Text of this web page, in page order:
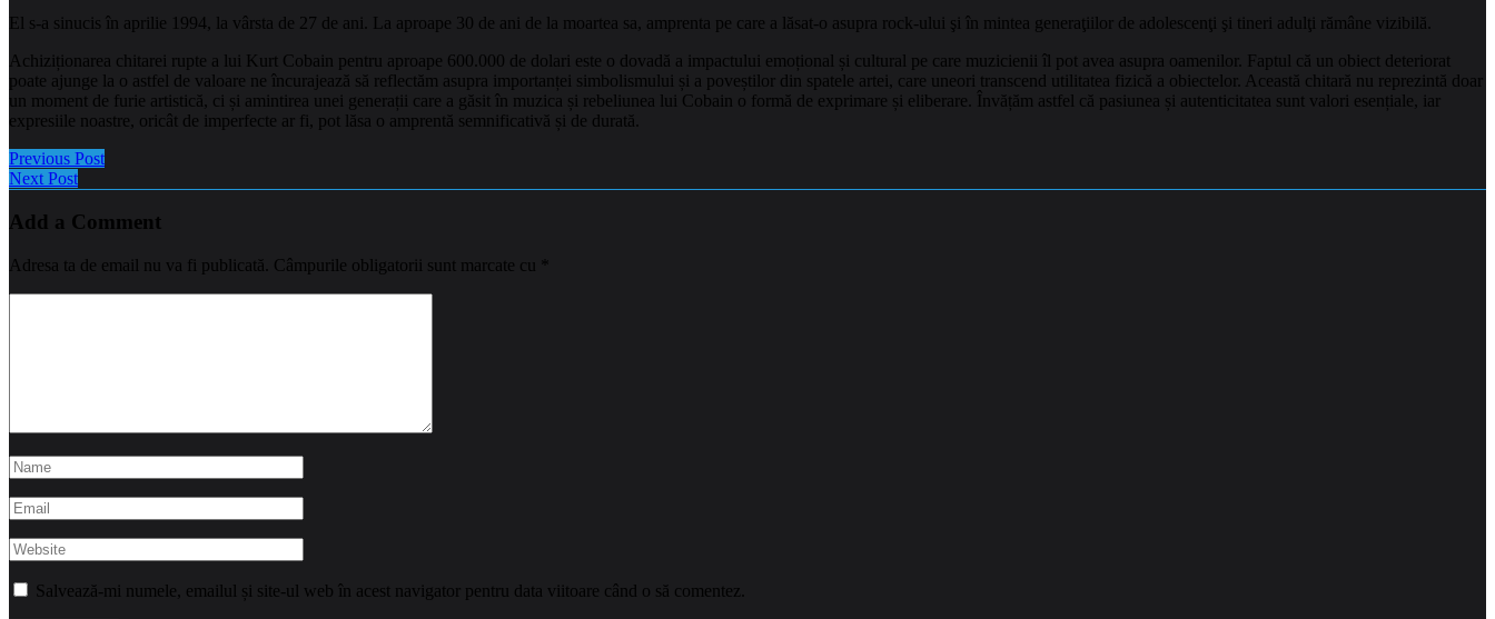
El s-a sinucis în aprilie 1994, la vârsta de 27 de ani. La aproape 30 de ani de la moartea sa, amprenta pe care a lăsat-o asupra rock-ului şi în mintea generaţiilor de adolescenţi şi tineri adulţi rămâne vizibilă.
Achiziționarea chitarei rupte a lui Kurt Cobain pentru aproape 600.000 de dolari este o dovadă a impactului emoțional și cultural pe care muzicienii îl pot avea asupra oamenilor. Faptul că un obiect deteriorat
poate ajunge la o astfel de valoare ne încurajează să reflectăm asupra importanței simbolismului și a poveștilor din spatele artei, care uneori transcend utilitatea fizică a obiectelor. Această chitară nu reprezintă doar
un moment de furie artistică, ci și amintirea unei generații care a găsit în muzica și rebeliunea lui Cobain o formă de exprimare și eliberare. Învățăm astfel că pasiunea și autenticitatea sunt valori esențiale, iar
expresiile noastre, oricât de imperfecte ar fi, pot lăsa o amprentă semnificativă și de durată.
Previous Post
Next Post
Add a Comment
Adresa ta de email nu va fi publicată. Câmpurile obligatorii sunt marcate cu
Salvează-mi numele, emailul și site-ul web în acest navigator pentru data viitoare când o să comentez.